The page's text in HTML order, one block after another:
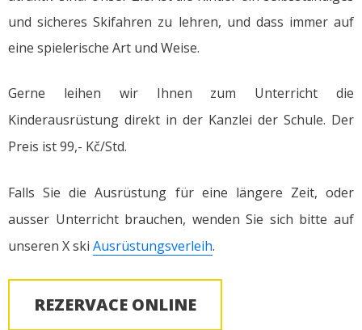
und sicheres Skifahren zu lehren, und dass immer auf
eine spielerische Art und Weise.
Gerne leihen wir Ihnen zum Unterricht die
Kinderausrüstung direkt in der Kanzlei der Schule. Der
Preis ist 99,- Kč/Std.
Falls Sie die Ausrüstung für eine längere Zeit, oder
ausser Unterricht brauchen, wenden Sie sich bitte auf
unseren X ski Ausrüstungsverleih.
REZERVACE ONLINE